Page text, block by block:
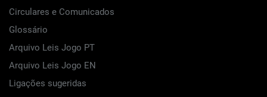
Circulares e Comunicados
Glossário
Arquivo Leis Jogo PT
Arquivo Leis Jogo EN
Ligações sugeridas